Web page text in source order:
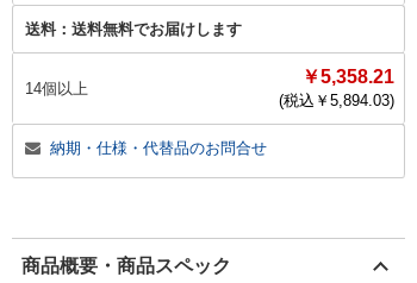
送料： 送料無料でお届けします
14個以上
￥5,358.21
(税込￥ 5,894.03)
納期・仕様・代替品のお問合せ
商品概要・商品スペック